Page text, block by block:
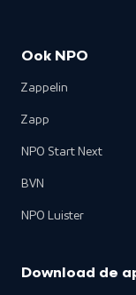
Ook NPO
Zappelin
Zapp
NPO Start Next
BVN
NPO Luister
Download de